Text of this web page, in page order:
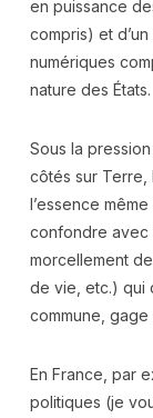
en puissance
compris) et
numériques
nature des États.
Sous la
côtés sur Terre,
l’essence
confondre avec
morcellement
de vie, etc.) qui
commune, gage
En France, par
politiques (je